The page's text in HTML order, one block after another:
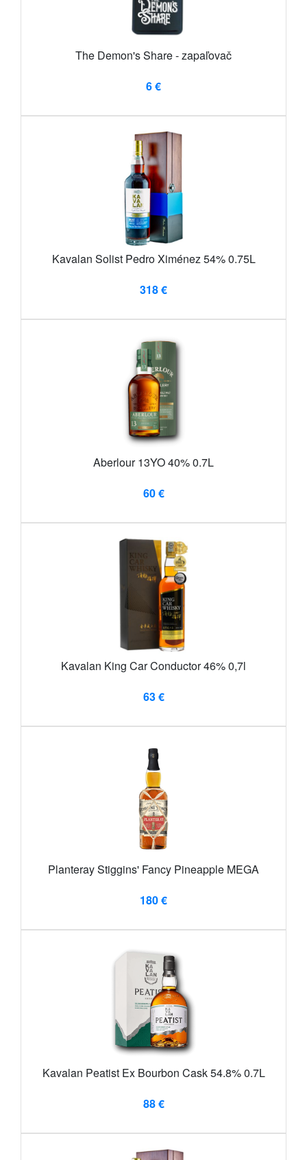
The Demon's Share - zapaľovač
6 €
Kavalan Solist Pedro Ximénez 54% 0.75L
318 €
Aberlour 13YO 40% 0.7L
60 €
Kavalan King Car Conductor 46% 0,7l
63 €
Planteray Stiggins' Fancy Pineapple MEGA
180 €
Kavalan Peatist Ex Bourbon Cask 54.8% 0.7L
88 €